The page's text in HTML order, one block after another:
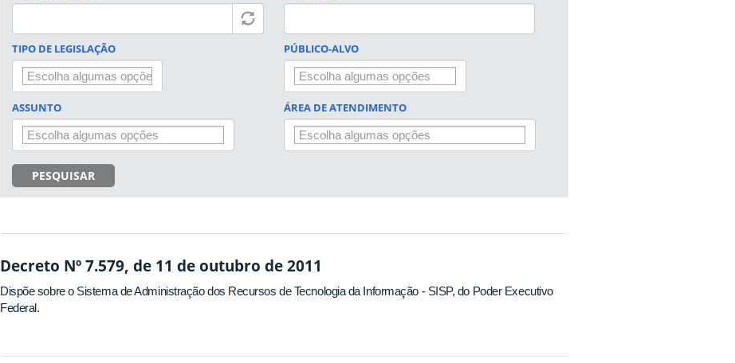
TIPO DE LEGISLAÇÃO
ASSUNTO
PESQUISAR
PÚBLICO-ALVO
ÁREA DE ATENDIMENTO
Decreto Nº 7.579, de 11 de outubro de 2011
Dispõe sobre o Sistema de Administração dos Recursos de Tecnologia da Informação - SISP, do Poder Executivo
Federal.